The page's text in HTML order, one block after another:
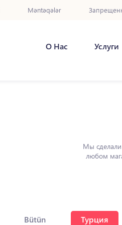
Məntəqələr
О Нас Услуги
Мы
любом
Bütün Турция